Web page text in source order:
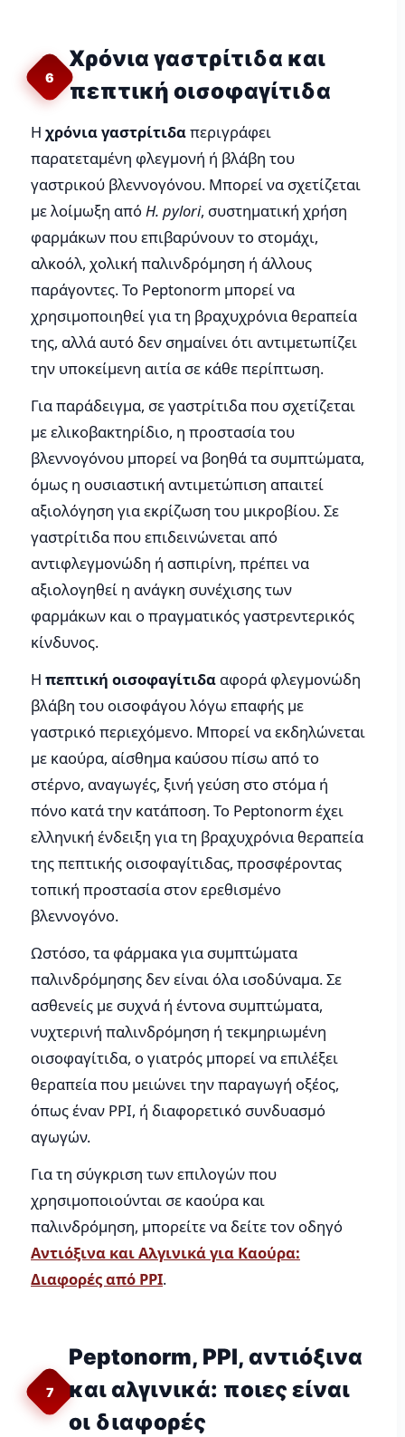
6
Χρόνια γαστρίτιδα και
πεπτική οισοφαγίτιδα
Η χρόνια γαστρίτιδαπεριγράφει
παρατεταμένη φλεγμονή ή βλάβη του
γαστρικού βλεννογόνου. Μπορεί να σχετίζεται
με λοίμωξη από H. pylori, συστηματική χρήση
φαρμάκων που επιβαρύνουν το στομάχι,
αλκοόλ, χολική παλινδρόμηση ή άλλους
παράγοντες. Το Peptonorm μπορεί να
χρησιμοποιηθεί για τη βραχυχρόνια θεραπεία
της, αλλά αυτό δεν σημαίνει ότι αντιμετωπίζει
την υποκείμενη αιτία σε κάθε περίπτωση.
Για παράδειγμα, σε γαστρίτιδα που σχετίζεται
με ελικοβακτηρίδιο, η προστασία του
βλεννογόνου μπορεί να βοηθά τα συμπτώματα,
όμως η ουσιαστική αντιμετώπιση απαιτεί
αξιολόγηση για εκρίζωση του μικροβίου. Σε
γαστρίτιδα που επιδεινώνεται από
αντιφλεγμονώδη ή ασπιρίνη, πρέπει να
αξιολογηθεί η ανάγκη συνέχισης των
φαρμάκων και ο πραγματικός γαστρεντερικός
κίνδυνος.
Η πεπτική οισοφαγίτιδα αφορά φλεγμονώδη
βλάβη του οισοφάγου λόγω επαφής με
γαστρικό περιεχόμενο. Μπορεί να εκδηλώνεται
με καούρα, αίσθημα καύσου πίσω από το
στέρνο, αναγωγές, ξινή γεύση στο στόμα ή
πόνο κατά την κατάποση. Το Peptonorm έχει
ελληνική ένδειξη για τη βραχυχρόνια θεραπεία
της πεπτικής οισοφαγίτιδας, προσφέροντας
τοπική προστασία στον ερεθισμένο
βλεννογόνο.
Ωστόσο, τα φάρμακα για συμπτώματα
παλινδρόμησης δεν είναι όλα ισοδύναμα. Σε
ασθενείς με συχνά ή έντονα συμπτώματα,
νυχτερινή παλινδρόμηση ή τεκμηριωμένη
οισοφαγίτιδα, ο γιατρός μπορεί να επιλέξει
θεραπεία που μειώνει την παραγωγή οξέος,
όπως έναν PPI, ή διαφορετικό συνδυασμό
αγωγών.
Για τη σύγκριση των επιλογών που
χρησιμοποιούνται σε καούρα και
παλινδρόμηση, μπορείτε να δείτε τον οδηγό
Αντιόξινα και Αλγινικά για Καούρα:
Διαφορές από PPI.
7
Peptonorm, PPI, αντιόξινα
και αλγινικά: ποιες είναι
οι διαφορές